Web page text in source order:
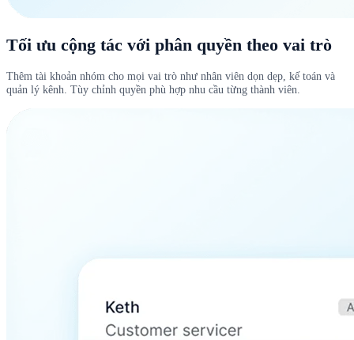
Tối ưu cộng tác với phân quyền theo vai trò
Thêm tài khoản nhóm cho mọi vai trò như nhân viên dọn dẹp, kế toán và
quản lý kênh. Tùy chỉnh quyền phù hợp nhu cầu từng thành viên.